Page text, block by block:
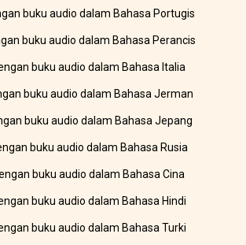
buku audio dalam Bahasa Portugis
buku audio dalam Bahasa Perancis
buku audio dalam Bahasa Italia
buku audio dalam Bahasa Jerman
buku audio dalam Bahasa Jepang
buku audio dalam Bahasa Rusia
buku audio dalam Bahasa Cina
buku audio dalam Bahasa Hindi
buku audio dalam Bahasa Turki